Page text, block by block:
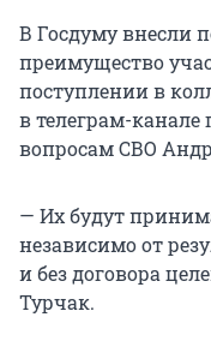
В Госдуму внесли
преимущество
поступлении в
в телеграм-
вопросам СВО
— Их будут
незaвисимо от
и без договорa
Турчак.